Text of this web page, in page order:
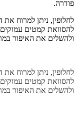
פודרה.
לחלופין, ניתן למרוח
להסוואת קמטים
ולהשלים את האיפור
לחלופין, ניתן למרוח
להסוואת קמטים
ולהשלים את האיפור